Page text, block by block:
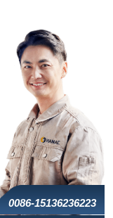
0086-15136236223